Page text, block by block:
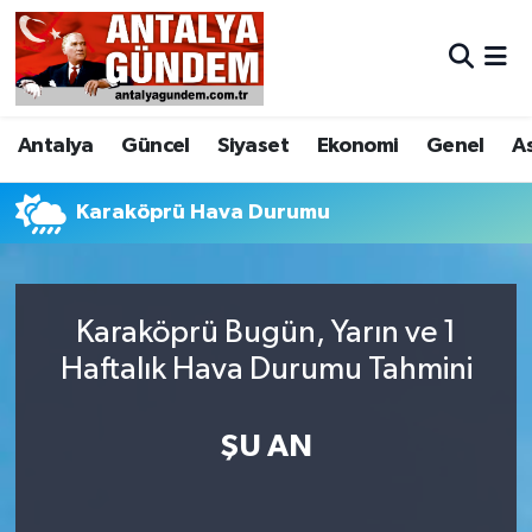
Antalya Güncel Siyaset Ekonomi Genel
Karaköprü Hava Durumu
Karaköprü Bugün, Yarın ve 1
Haftalık Hava Durumu Tahmini
ŞU AN
Antalya
Asayiş
Bilim & Teknoloji
EĞİTİM
Antalya Nöbetçi Eczaneler
Antalya Hava Durumu
Antalya Namaz Vakitleri
Süper Lig Puan Durumu ve Fikstür
Son Dakika Haberleri